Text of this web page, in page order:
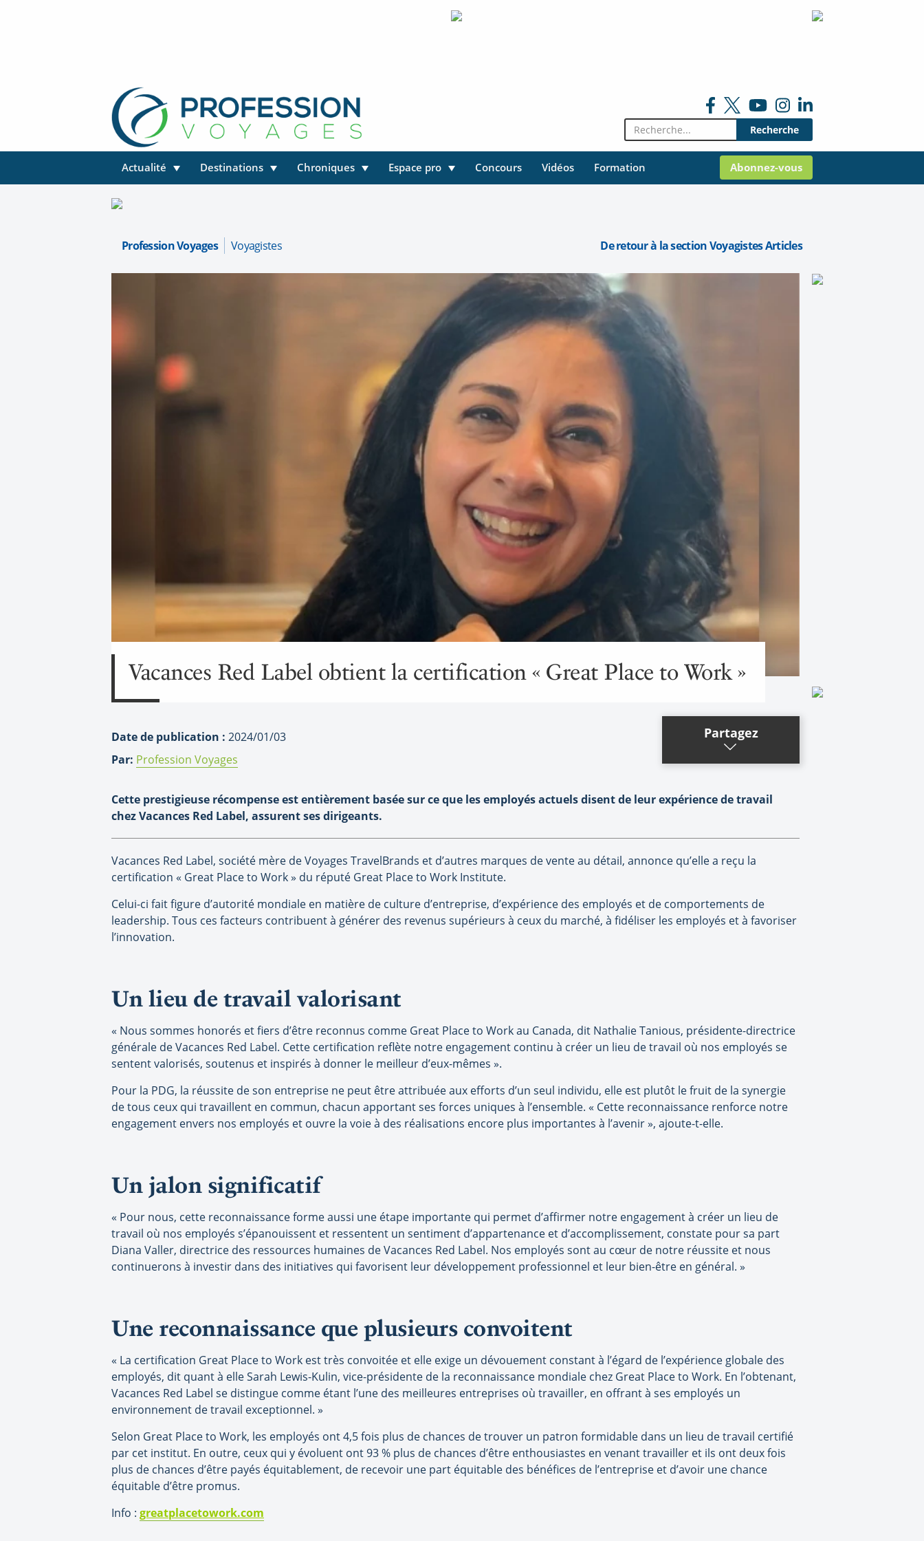
Rechercher:
Actualité Destinations Chroniques Espace pro Concours Vidéos Formation Abonnez-vous
Profession Voyages Voyagistes De retour à la section Voyagistes Articles
Vacances Red Label obtient la certification « Great Place to Work »
Date de publication : 2024/01/03
Par: Profession Voyages
Partagez
Cette prestigieuse récompense est entièrement basée sur ce que les employés actuels disent de leur expérience de travail
chez Vacances Red Label, assurent ses dirigeants.
Vacances Red Label, société mère de Voyages TravelBrands et d’autres marques devente au détail, annonce qu’elle a reçu la
certification « Great Place to Work » du réputé Great Place to Work Institute.
Celui-ci fait figure d’autorité mondiale en matière de culture d’entreprise, d’expérience des employés et de comportements de
leadership. Tous ces facteurs contribuent à générer des revenus supérieurs à ceux du marché, à fidéliser les employés et à favoriser
l’innovation.
Un lieu de travail valorisant
« Nous sommes honorés et fiers d’être reconnus comme Great Place to Work au Canada, dit Nathalie Tanious, présidente-directrice
générale de Vacances Red Label. Cette certification reflète notre engagement continu à créer un lieu de travail où nos employés se
sentent valorisés, soutenus et inspirés à donner le meilleur d’eux-mêmes ».
Pour la PDG, la réussite de son entreprise ne peut être attribuée aux efforts d’un seul individu, elle est plutôt le fruit de la synergie
de tous ceux qui travaillent en commun, chacun apportant ses forces uniques à l’ensemble. « Cette reconnaissance renforce notre
engagement envers nos employés et ouvre la voie à des réalisations encore plus importantes à l’avenir », ajoute-t-elle.
Un jalon significatif
« Pour nous, cette reconnaissance forme aussi une étape importante qui permet d’affirmer notre engagement à créer un lieu de
travail où nos employés s’épanouissent et ressentent un sentiment d’appartenance et d’accomplissement, constate pour sa part
Diana Valler, directrice des ressources humaines de Vacances Red Label. Nos employés sont au cœur de notre réussite et nous
continuerons à investir dans des initiatives qui favorisent leur développement professionnel et leur bien-être en général. »
Une reconnaissance que plusieurs convoitent
« La certification Great Place to Work est très convoitée et elle exige un dévouement constant à l’égard de l’expérience globale des
employés, dit quant à elle Sarah Lewis-Kulin, vice-présidente de la reconnaissance mondiale chez Great Place to Work. En l’obtenant,
Vacances Red Label se distingue comme étant l’une des meilleures entreprises où travailler, en offrant à ses employés un
environnement de travail exceptionnel. »
Selon Great Place to Work, les employés ont 4,5 fois plus de chances de trouver un patron formidable dans un lieu de travail certifié
par cet institut. En outre, ceux qui y évoluent ont 93 % plus de chances d’être enthousiastes en venant travailler et ils ont deux fois
plus de chances d’être payés équitablement, de recevoir une part équitable des bénéfices de l’entreprise et d’avoir une chance
équitable d’être promus.
Info : greatplacetowork.com